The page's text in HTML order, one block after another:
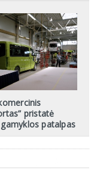
pristatė
patalpas